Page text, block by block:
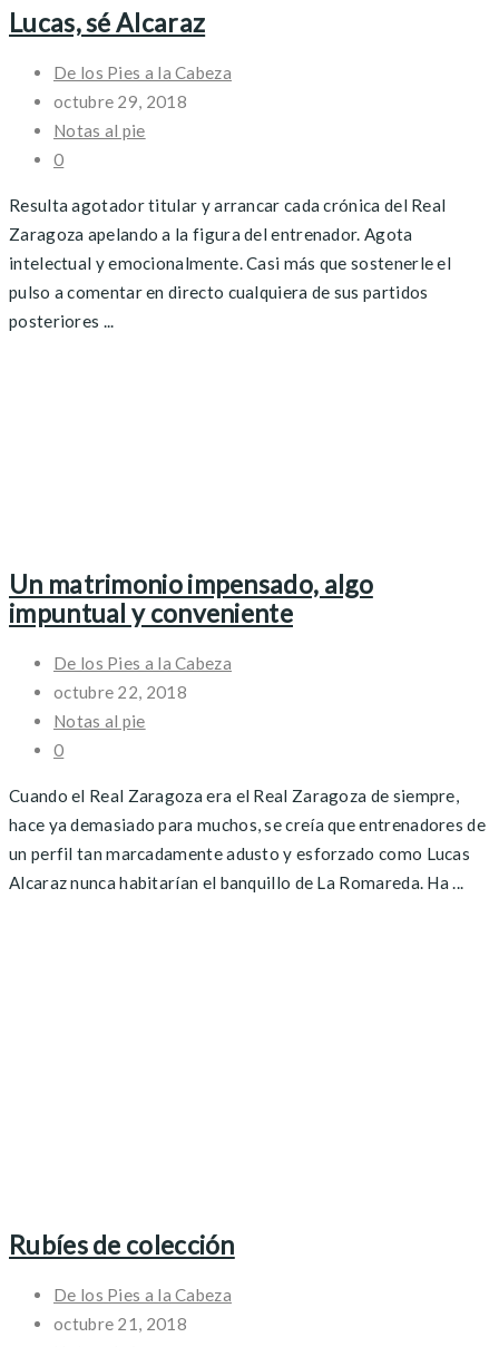
Lucas, sé Alcaraz
De los Pies a la Cabeza
octubre 29, 2018
Notas al pie
0
Resulta agotador titular y arrancar cada crónica del Real
Zaragoza apelando a la figura del entrenador. Agota
intelectual y emocionalmente. Casi más que sostenerle el
pulso a comentar en directo cualquiera de sus partidos
posteriores ...
Un matrimonio impensado, algo
impuntual y conveniente
De los Pies a la Cabeza
octubre 22, 2018
Notas al pie
0
Cuando el Real Zaragoza era el Real Zaragoza de siempre,
hace ya demasiado para muchos, se creía que entrenadores de
un perfil tan marcadamente adusto y esforzado como Lucas
Alcaraz nunca habitarían el banquillo de La Romareda. Ha ...
Rubíes de colección
De los Pies a la Cabeza
octubre 21, 2018